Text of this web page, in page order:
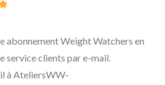
abonnement Weight Watchers en
service clients par e-mail.
à AteliersWW-